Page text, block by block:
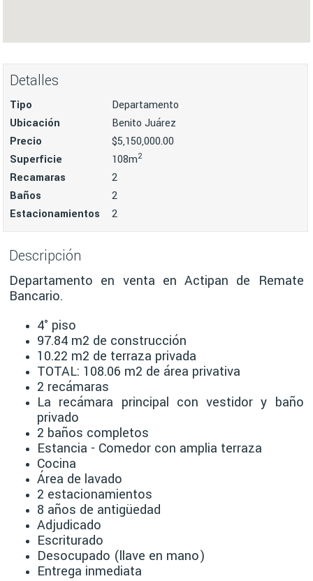
Detalles
Tipo
Departamento
Ubicación
Benito Juárez
Precio
$5,150,000.00
Superficie
108m2
Recamaras
2
Baños
2
Estacionamientos
2
Descripción
Departamento en venta en Actipan de Remate
Bancario.
4° piso
97.84 m2 de construcción
10.22 m2 de terraza privada
TOTAL: 108.06 m2 de área privativa
2 recámaras
La recámara principal con vestidor y baño
privado
2 baños completos
Estancia - Comedor con amplia terraza
Cocina
Área de lavado
2 estacionamientos
8 años de antigüedad
Adjudicado
Escriturado
Desocupado (llave en mano)
Entrega inmediata